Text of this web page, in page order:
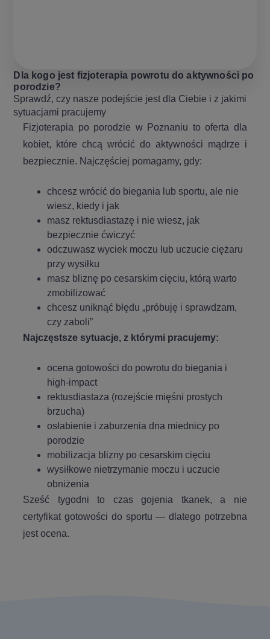
Dla kogo jest fizjoterapia powrotu do aktywności po
porodzie?
Sprawdź, czy nasze podejście jest dla Ciebie i z jakimi
sytuacjami pracujemy
Fizjoterapia po porodzie w Poznaniu to oferta dla
kobiet, które chcą wrócić do aktywności mądrze i
bezpiecznie. Najczęściej pomagamy, gdy:
chcesz wrócić do biegania lub sportu, ale nie
wiesz, kiedy i jak
masz rektusdiastazę i nie wiesz, jak
bezpiecznie ćwiczyć
odczuwasz wyciek moczu lub uczucie ciężaru
przy wysiłku
masz bliznę po cesarskim cięciu, którą warto
zmobilizować
chcesz uniknąć błędu „próbuję i sprawdzam,
czy zaboli”
Najczęstsze sytuacje, z którymi pracujemy:
ocena gotowości do powrotu do biegania i
high-impact
rektusdiastaza (rozejście mięśni prostych
brzucha)
osłabienie i zaburzenia dna miednicy po
porodzie
mobilizacja blizny po cesarskim cięciu
wysiłkowe nietrzymanie moczu i uczucie
obniżenia
Sześć tygodni to czas gojenia tkanek, a nie
certyfikat gotowości do sportu — dlatego potrzebna
jest ocena.